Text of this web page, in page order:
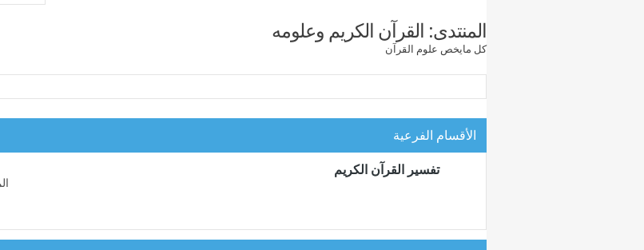
المنتدى: القرآن الكريم وعلومه
كل مايخص علوم القرآن
الأقسام الفرعية
تفسير القرآن الكريم